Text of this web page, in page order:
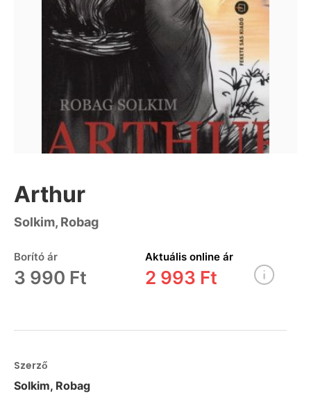
Arthur
Solkim, Robag
Borító ár
3 990 Ft
Aktuális online ár
2 993 Ft
Szerző
Solkim, Robag